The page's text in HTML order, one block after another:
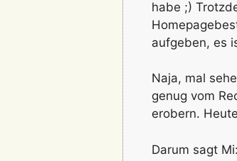
habe ;)
aufgeben, es
Naja, mal
genug vom
erobern.
Darum sagt